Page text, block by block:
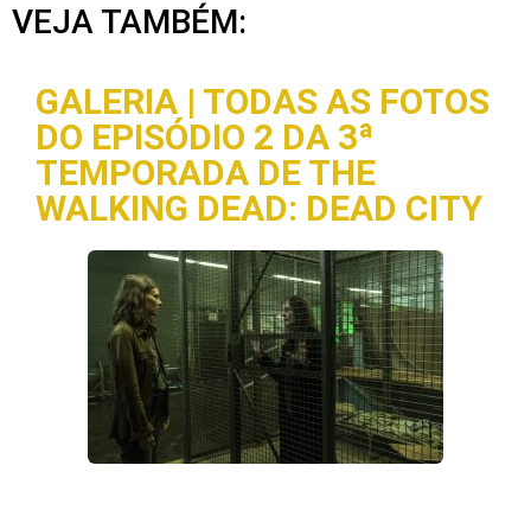
VEJA TAMBÉM:
GALERIA | TODAS AS FOTOS
DO EPISÓDIO 2 DA 3ª
TEMPORADA DE THE
WALKING DEAD: DEAD CITY